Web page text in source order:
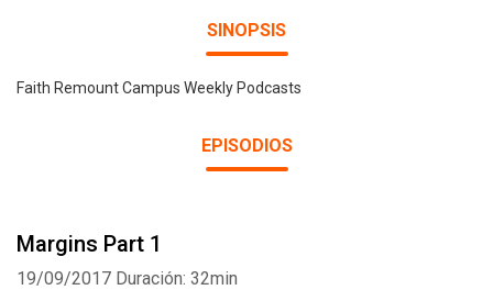
SINOPSIS
Faith Remount Campus Weekly Podcasts
EPISODIOS
Margins Part 1
19/09/2017 Duración: 32min